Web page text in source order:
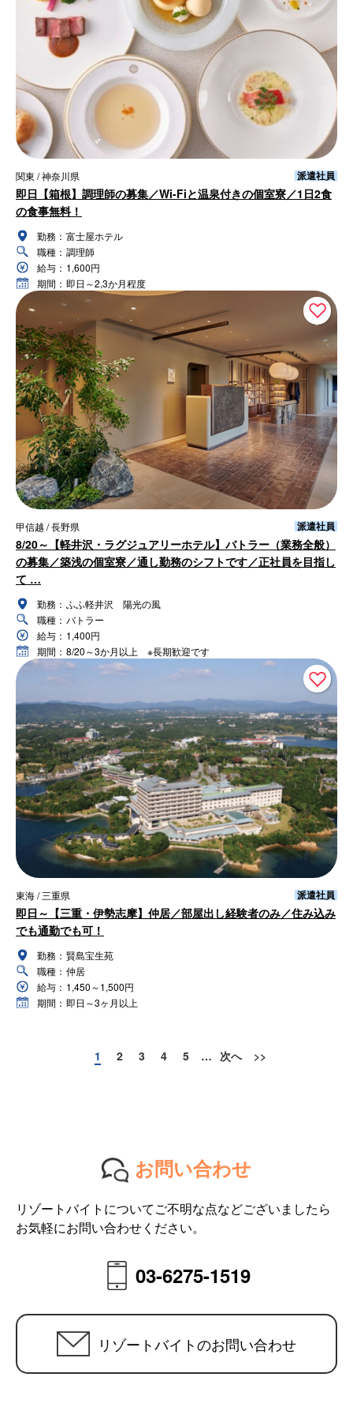
関東 / 神奈川県 派遣社員
即日【箱根】調理師の募集／Wi-Fiと温泉付きの個室寮／1日2食
の食事無料！
勤務： 富士屋ホテル
職種： 調理師
給与： 1,600円
期間： 即日～2,3か月程度
甲信越 / 長野県 派遣社員
8/20～【軽井沢・ラグジュアリーホテル】バトラー（業務全般）
の募集／築浅の個室寮／通し勤務のシフトです／正社員を目指し
て …
勤務： ふふ軽井沢 陽光の風
職種： バトラー
給与： 1,400円
期間： 8/20～3か月以上 ※長期歓迎です
東海 / 三重県 派遣社員
即日～【三重・伊勢志摩】仲居／部屋出し経験者のみ／住み込み
でも通勤でも可！
勤務： 賢島宝生苑
職種： 仲居
給与： 1,450～1,500円
期間： 即日～3ヶ月以上
1 2 3 4 5 … 次へ >>
お問い合わせ
リゾートバイトについてご不明な点などございましたら
お気軽にお問い合わせください。
03-6275-1519
リゾートバイトのお問い合わせ